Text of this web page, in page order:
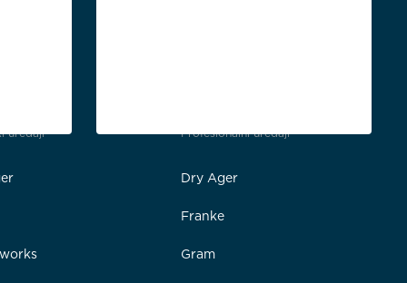
uređaji Profesionalni uređaji
Dry Ager
Franke
Gram